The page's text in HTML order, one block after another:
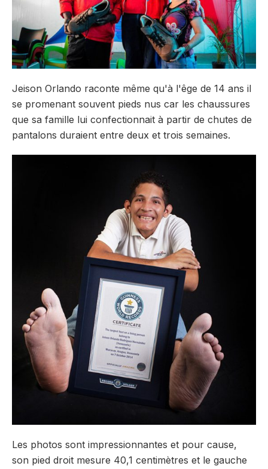
Jeison Orlando raconte même qu'à l'êge de 14 ans il
se promenant souvent pieds nus car les chaussures
que sa famille lui confectionnait à partir de chutes de
pantalons duraient entre deux et trois semaines.
Les photos sont impressionnantes et pour cause,
son pied droit mesure 40,1 centimètres et le gauche